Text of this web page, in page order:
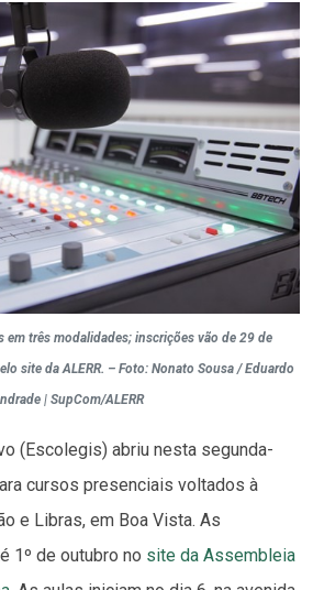
em três modalidades; inscrições vão de 29 de
site da ALERR. – Foto: Nonato Sousa / Eduardo
| SupCom/ALERR
(Escolegis) abriu nesta segunda-
cursos presenciais voltados à
e Libras, em Boa Vista. As
1º de outubro no site da Assembleia